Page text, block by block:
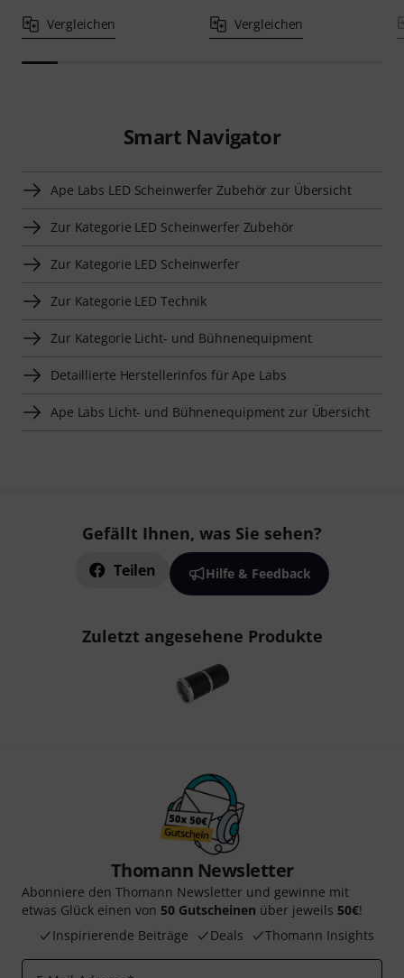
Vergleichen Vergleichen
Smart Navigator
Ape Labs LED Scheinwerfer Zubehör zur Übersicht
Zur Kategorie LED Scheinwerfer Zubehör
Zur Kategorie LED Scheinwerfer
Zur Kategorie LED Technik
Zur Kategorie Licht- und Bühnenequipment
Detaillierte Herstellerinfos für Ape Labs
Ape Labs Licht- und Bühnenequipment zur Übersicht
Gefällt Ihnen, was Sie sehen?
Teilen Hilfe & Feedback
Zuletzt angesehene Produkte
Thomann Newsletter
Abonniere den Thomann Newsletter und gewinne mit
etwas Glück einen von 50 Gutscheinen über jeweils 50€!
Inspirierende Beiträge
Deals Thomann Insights